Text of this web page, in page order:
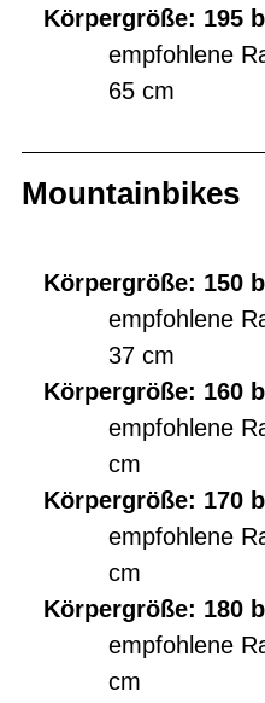
Körpergröße: 195
empfohlene
65 cm
Mountainbikes
Körpergröße: 150
empfohlene
37 cm
Körpergröße: 160
empfohlene
cm
Körpergröße: 170
empfohlene
cm
Körpergröße: 180
empfohlene
cm